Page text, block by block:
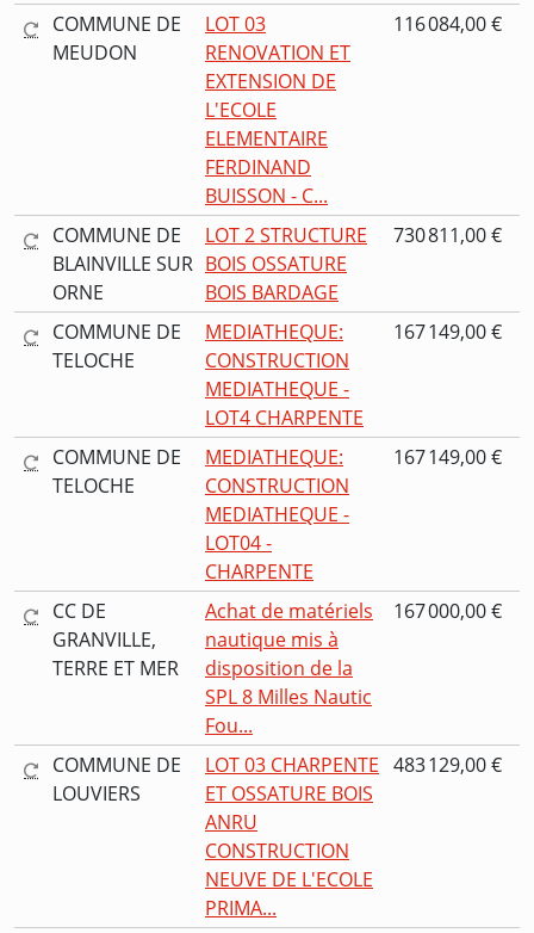
COMMUNE DE
MEUDON
LOT 03
RENOVATION ET
EXTENSION DE
L'ECOLE
ELEMENTAIRE
FERDINAND
BUISSON - C...
116 084,00 €
COMMUNE DE
BLAINVILLE SUR
ORNE
LOT 2 STRUCTURE
BOIS OSSATURE
BOIS BARDAGE
730 811,00 €
COMMUNE DE
TELOCHE
MEDIATHEQUE:
CONSTRUCTION
MEDIATHEQUE -
LOT4 CHARPENTE
167 149,00 €
COMMUNE DE
TELOCHE
MEDIATHEQUE:
CONSTRUCTION
MEDIATHEQUE -
LOT04 -
CHARPENTE
167 149,00 €
CC DE
GRANVILLE,
TERRE ET MER
Achat de matériels
nautique mis à
disposition de la
SPL 8 Milles Nautic
Fou...
167 000,00 €
COMMUNE DE
LOUVIERS
LOT 03 CHARPENTE
ET OSSATURE BOIS
ANRU
CONSTRUCTION
NEUVE DE L'ECOLE
PRIMA...
483 129,00 €